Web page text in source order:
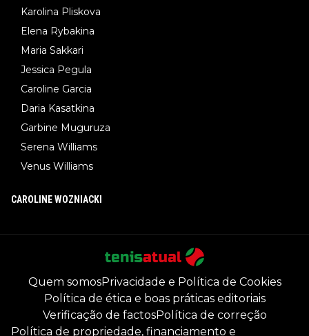
Karolina Pliskova
Elena Rybakina
Maria Sakkari
Jessica Pegula
Caroline Garcia
Daria Kasatkina
Garbine Muguruza
Serena Williams
Venus Williams
CAROLINE WOZNIACKI
Quem somosPrivacidade e Política de Cookies
Política de ética e boas práticas editoriais
Verificação de factosPolítica de correção
Política de propriedade, financiamento e